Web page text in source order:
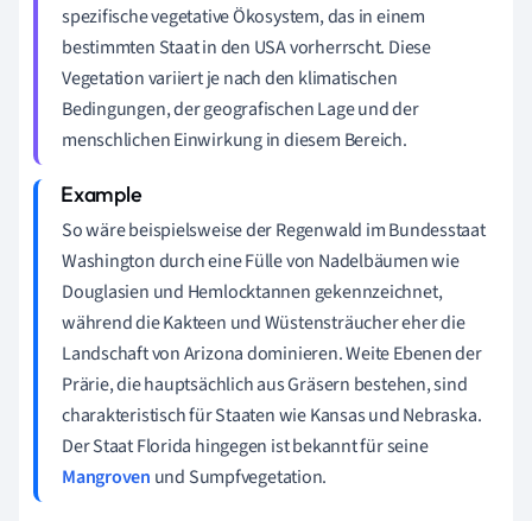
spezifische vegetative Ökosystem, das in einem
bestimmten Staat in den USA vorherrscht. Diese
Vegetation variiert je nach den klimatischen
Bedingungen, der geografischen Lage und der
menschlichen Einwirkung in diesem Bereich.
So wäre beispielsweise der Regenwald im Bundesstaat
Washington durch eine Fülle von Nadelbäumen wie
Douglasien und Hemlocktannen gekennzeichnet,
während die Kakteen und Wüstensträucher eher die
Landschaft von Arizona dominieren. Weite Ebenen der
Prärie, die hauptsächlich aus Gräsern bestehen, sind
charakteristisch für Staaten wie Kansas und Nebraska.
Der Staat Florida hingegen ist bekannt für seine
Mangroven und Sumpfvegetation.